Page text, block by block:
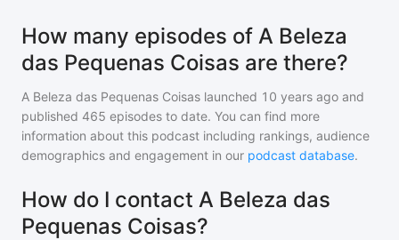
How many episodes of A Beleza
das Pequenas Coisas are there?
A Beleza das Pequenas Coisas launched 10 years ago and
published 465 episodes to date. You can find more
information about this podcast including rankings, audience
demographics and engagement in our podcast database.
How do I contact A Beleza das
Pequenas Coisas?